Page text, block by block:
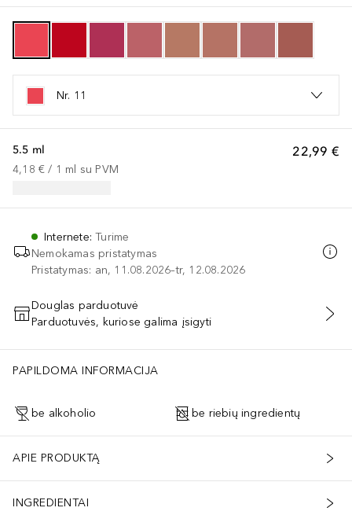
Nr. 11
22,99 €
5.5 ml
4,18 € / 1 ml su PVM
Internete:Turime
Nemokamas pristatymas
Pristatymas: an, 11.08.2026–tr, 12.08.2026
PRIDĖTI Į KREPŠELĮ
Douglas parduotuvė
Parduotuvės, kuriose galima įsigyti
PAPILDOMA INFORMACIJA
be alkoholio be riebių ingredientų
APIE PRODUKTĄ
INGREDIENTAI